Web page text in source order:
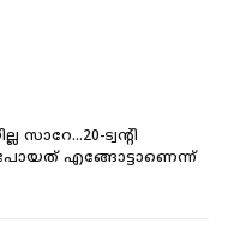
ട്വന്റി
പോയത് എങ്ങോട്ടാണെന്ന്